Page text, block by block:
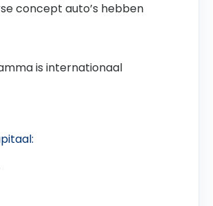
concept auto’s hebben
is internationaal